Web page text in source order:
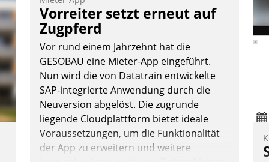
Vorreiter setzt erneut auf
Zugpferd
Vor rund einem Jahrzehnt hat die
GESOBAU eine Mieter-App eingeführt.
Nun wird die von Datatrain entwickelte
SAP-integrierte Anwendung durch die
Neuversion abgelöst. Die zugrunde
liegende Cloudplattform bietet ideale
Voraussetzungen, um die Funktionalität
der App zu erweitern und weitere